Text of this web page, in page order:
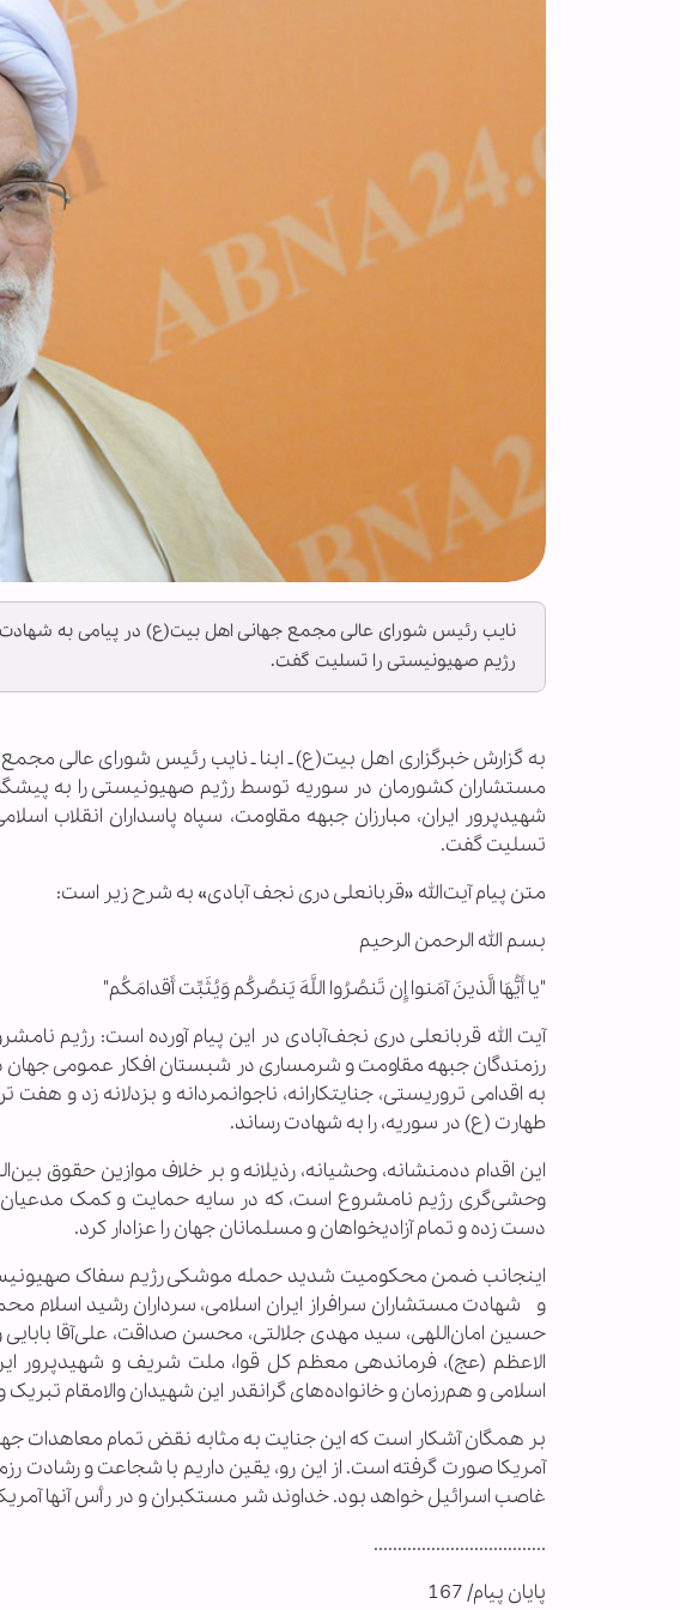
نایب رئیس شورای عالی مجمع جهانی اهل بیت(ع) در پیامی به
رژیم صهیونیستی را تسلیت گفت.
به گزارش خبرگزاری اهل بیت(ع) ـ ابنا ـ نایب رئیس شورای عالی
مستشاران کشورمان در سوریه توسط رژیم صهیونیستی را به
شهیدپرور ایران، مبارزان جبهه مقاومت، سپاه پاسداران انقلاب
تسلیت گفت.
متن پیام آیت‌الله «قربانعلی دری نجف آبادی» به شرح زیر است:
بسم الله الرحمن الرحیم
"يا أَيُّهَا الَّذينَ آمَنوا إِن تَنصُرُوا اللَّهَ يَنصُركُم وَيُثَبِّت أَقدامَكُم"
آیت‌ الله قربانعلی دری نجف‌آبادی در این پیام آورده است: رژیم
به اقدامی تروریستی، جنایتکارانه، ناجوانمردانه و بزدلانه زد
طهارت (ع) در سوریه، را به شهادت رساند.
این اقدام ددمنشانه، وحشيانه، رذيلانه و بر خلاف موازین حقوق
وحشی‌گری رژيم نامشروع است، که در سايه حمايت و کمک مدعيان
دست زده و تمام آزاديخواهان و مسلمانان جهان را عزادار کرد.
اینجانب ضمن محکومیت شدید حمله موشکی رژیم سفاک
و شهادت مستشاران سرافراز ایران اسلامی، سرداران رشيد
حسین امان‌اللهی، سید مهدی جلالتی، محسن صداقت، علی‌آقا
الاعظم (عج)، فرماندهی معظم کل قوا، ملت شریف و شهیدپرور
اسلامی و هم‌رزمان و خانواده‏‌های گرانقدر این شهیدان والامقام
بر همگان آشکار است که این جنایت به مثابه نقض تمام معاهدات
آمریکا صورت گرفته است. از این رو، یقین داریم با شجاعت و رشادت
غاصب اسرائیل خواهد بود. خداوند شر مستکبران و در رأس آنها آمریکا
....................................
پایان پیام/ 167